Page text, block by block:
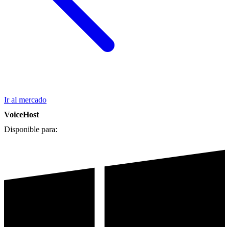
Ir al mercado
VoiceHost
Disponible para: